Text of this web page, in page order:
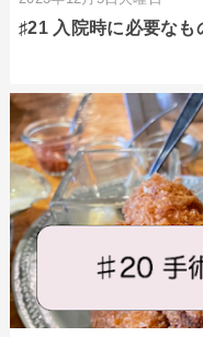
♯21 入院時に必要なも